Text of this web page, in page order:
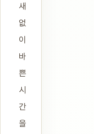
새
없
이
바
쁜
시
간
을